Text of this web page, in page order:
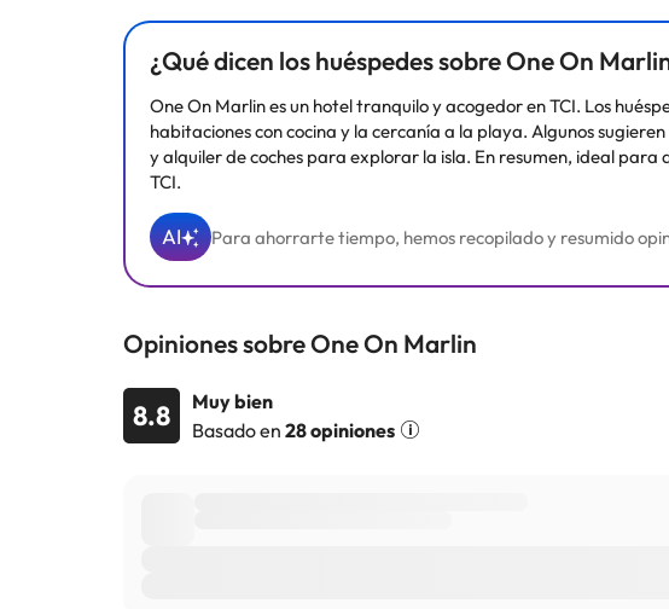
¿Qué dicen los huéspedes sobre One On
One On Marlin es un hotel tranquilo y acogedor en TCI. Los
habitaciones con cocina y la cercanía a la playa. Algunos
y alquiler de coches para explorar la isla. En resumen, ideal
TCI.
AI Para ahorrarte tiempo, hemos recopilado y resumido
Opiniones sobre One On Marlin
8.8
Muy bien
Basado en 28 opiniones